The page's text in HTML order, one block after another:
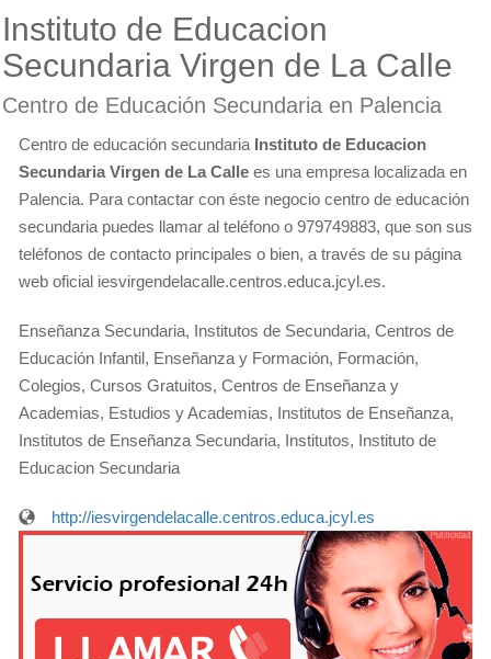
Instituto de Educacion
Secundaria Virgen de La Calle
Centro de Educación Secundaria en Palencia
Centro de educación secundaria Instituto de Educacion
Secundaria Virgen de La Calle es una empresa localizada en
Palencia. Para contactar con éste negocio centro de educación
secundaria puedes llamar al teléfono o 979749883, que son sus
teléfonos de contacto principales o bien, a través de su página
web oficial iesvirgendelacalle.centros.educa.jcyl.es.
Enseñanza Secundaria, Institutos de Secundaria, Centros de
Educación Infantil, Enseñanza y Formación, Formación,
Colegios, Cursos Gratuitos, Centros de Enseñanza y
Academias, Estudios y Academias, Institutos de Enseñanza,
Institutos de Enseñanza Secundaria, Institutos, Instituto de
Educacion Secundaria
http://iesvirgendelacalle.centros.educa.jcyl.es